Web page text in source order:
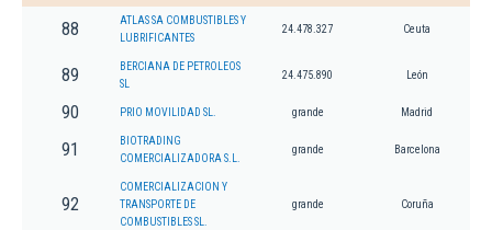
88
ATLAS SA COMBUSTIBLES Y
LUBRIFICANTES
24.478.327 Ceuta
89
BERCIANA DE PETROLEOS
SL
24.475.890 León
90 PRIO MOVILIDAD SL. grande Madrid
91
BIOTRADING
COMERCIALIZADORA S.L.
grande Barcelona
92
COMERCIALIZACION Y
TRANSPORTE DE
COMBUSTIBLES SL.
grande Coruña